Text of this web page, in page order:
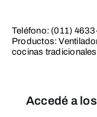
Contacto
Teléfono: (011)
Productos:
cocinas
Accedé a